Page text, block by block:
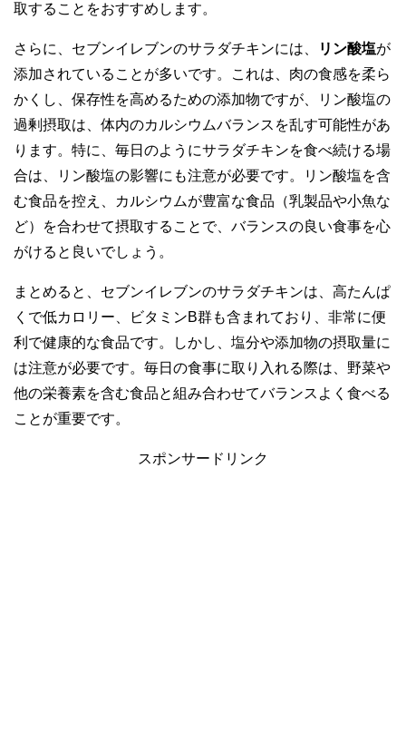
取することをおすすめします。
さらに、セブンイレブンのサラダチキンには、 リン酸塩が
添加されていることが多いです。これは、肉の食感を柔ら
かくし、保存性を高めるための添加物ですが、リン酸塩の
過剰摂取は、体内のカルシウムバランスを乱す可能性があ
ります。特に、毎日のようにサラダチキンを食べ続ける場
合は、リン酸塩の影響にも注意が必要です。リン酸塩を含
む食品を控え、カルシウムが豊富な食品（乳製品や小魚な
ど）を合わせて摂取することで、バランスの良い食事を心
がけると良いでしょう。
まとめると、セブンイレブンのサラダチキンは、高たんぱ
くで低カロリー、ビタミンB群も含まれており、非常に便
利で健康的な食品です。しかし、塩分や添加物の摂取量に
は注意が必要です。毎日の食事に取り入れる際は、野菜や
他の栄養素を含む食品と組み合わせてバランスよく食べる
ことが重要です。
スポンサードリンク